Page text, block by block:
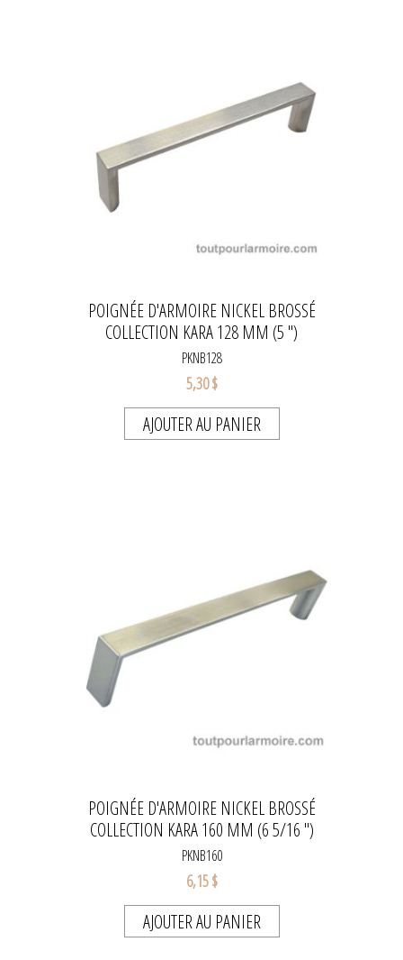
POIGNÉE D'ARMOIRE NICKEL BROSSÉ
COLLECTION KARA 128 MM (5 ")
PKNB128
5,30 $
AJOUTER AU PANIER
POIGNÉE D'ARMOIRE NICKEL BROSSÉ
COLLECTION KARA 160 MM (6 5/16 ")
PKNB160
6,15 $
AJOUTER AU PANIER